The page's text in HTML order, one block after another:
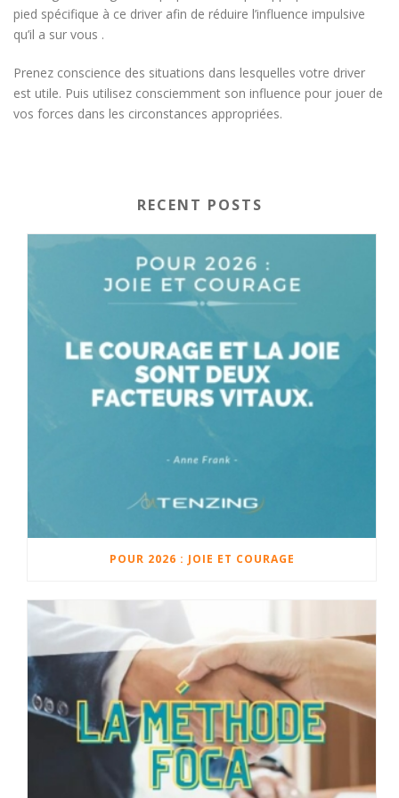
pied spécifique à ce driver afin de réduire l’influence impulsive
qu’il a sur vous .
Prenez conscience des situations dans lesquelles votre driver
est utile. Puis utilisez consciemment son influence pour jouer de
vos forces dans les circonstances appropriées.
RECENT POSTS
POUR 2026 : JOIE ET COURAGE